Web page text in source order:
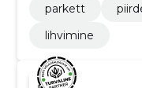
parkett
lihvimine